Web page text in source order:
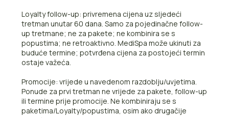
Loyalty follow-up: privremena cijena uz sljedeći
tretman unutar 60 dana. Samo za pojedinačne follow-
up tretmane; ne za pakete; ne kombinira se s
popustima; ne retroaktivno. MediSpa može ukinuti za
buduće termine; potvrđena cijena za postojeći termin
ostaje važeća.
Promocije: vrijede u navedenom razdoblju/uvjetima.
Ponude za prvi tretman ne vrijede za pakete, follow-up
ili termine prije promocije. Ne kombiniraju se s
paketima/Loyalty/popustima, osim ako drugačije